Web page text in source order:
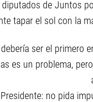
de Juntos
tapar el sol con la
ser el primero
es un problema,
no pida